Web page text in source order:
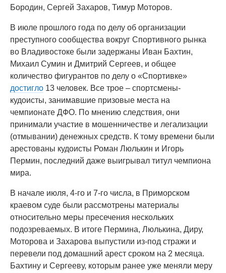
Бородин, Сергей Захаров, Тимур Моторов.
В июле прошлого года по делу об организации
преступного сообщества вокруг Спортивного рынка
во Владивостоке были задержаны Иван Бахтин,
Михаил Сумин и Дмитрий Сергеев, и общее
количество фигурантов по делу о «Спортивке»
достигло 13 человек. Все трое – спортсмены-
кудоисты, занимавшие призовые места на
чемпионате ДФО. По мнению следствия, они
принимали участие в мошенничестве и легализации
(отмывании) денежных средств. К тому времени были
арестованы кудоисты Роман Люлькин и Игорь
Пермин, последний даже выигрывал титул чемпиона
мира.
В начале июля, 4-го и 7-го числа, в Приморском
краевом суде были рассмотрены материалы
относительно меры пресечения нескольких
подозреваемых. В итоге Пермина, Люлькина, Диру,
Моторова и Захарова выпустили из-под стражи и
перевели под домашний арест сроком на 2 месяца.
Бахтину и Сергееву, которым ранее уже меняли меру